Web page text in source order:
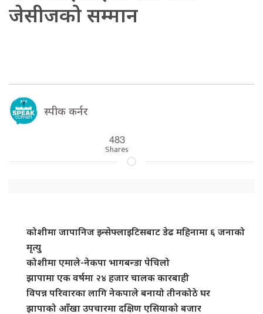
जेसीजको सम्मान
स्पीक कर्नर
483
Shares
कोशीमा जापानिज इन्सेफ्लाइटिसबाट डेढ महिनामा ६ जनाको
मृत्यु
कोशीमा एमाले-नेकपा भागबन्डा पेचिलो
झापामा एक वर्षमा २४ हजार चालक कारबाही
विपन्न परिवारका लागि नेकपाले बनायो तीनकोठे घर
झापाको आँखा उपचारमा दक्षिण एसियाको बजार